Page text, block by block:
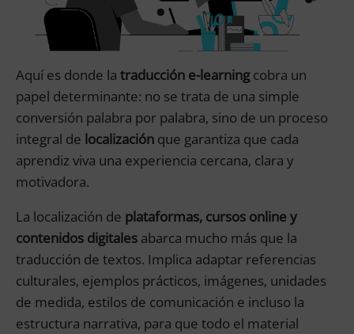
Aquí es donde la traducción e-learningcobra un
papel determinante: no se trata de una simple
conversión palabra por palabra, sino de un proceso
integral de localización que garantiza que cada
aprendiz viva una experiencia cercana, clara y
motivadora.
La localización de plataformas, cursos online y
contenidos digitales abarca mucho más que la
traducción de textos. Implica adaptar referencias
culturales, ejemplos prácticos, imágenes, unidades
de medida, estilos de comunicación e incluso la
estructura narrativa, para que todo el material